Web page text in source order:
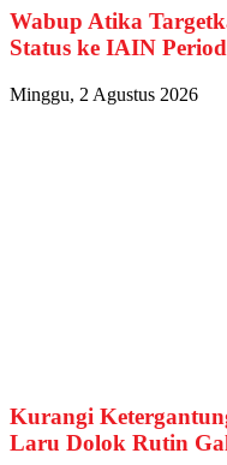
Wabup Atika
Status ke IAIN
Minggu, 2 Agustus 2026
Kurangi
Laru Dolok Rutin